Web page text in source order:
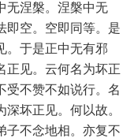
无涅槃。涅槃中无
即空。空即同等。是
。于是正中无有邪
正见。云何名为坏正
受不赞不如说行。名
坏正见。何以故。
子不念地相。亦复不